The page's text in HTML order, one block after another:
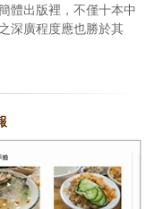
體出版裡，不僅十本中
深廣程度應也勝於其